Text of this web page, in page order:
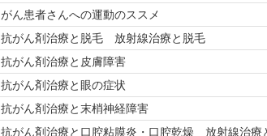
がん患者さんへの運動のススメ
抗がん剤治療と脱毛 放射線治療と脱毛
抗がん剤治療と皮膚障害
抗がん剤治療と眼の症状
抗がん剤治療と末梢神経障害
抗がん剤治療と口腔粘膜炎・口腔乾燥 放射線治療